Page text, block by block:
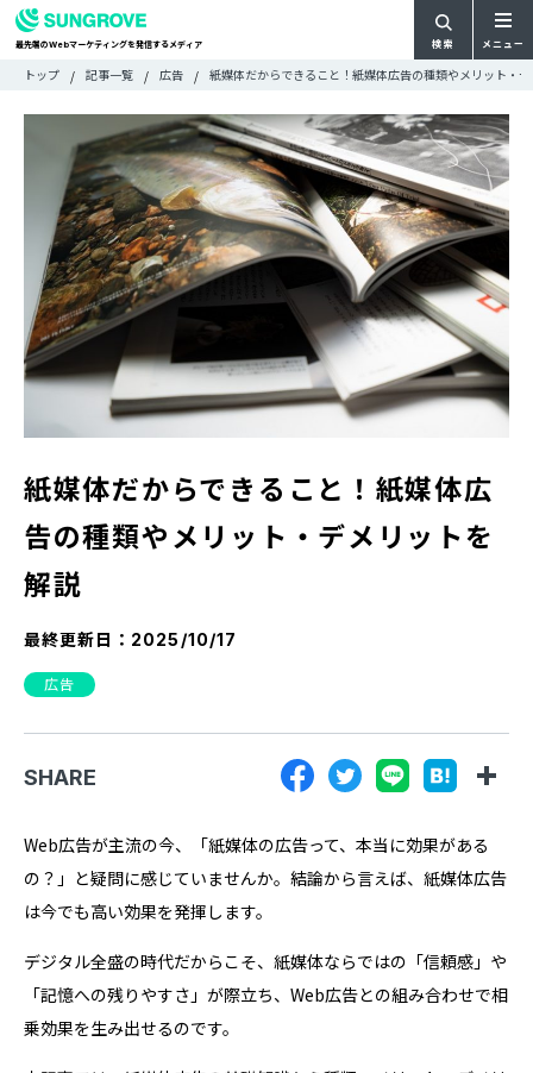
最先端のWebマーケティングを発信するメディア 検索 メニュー
すべての記事
CATEGORY
カテゴリで探す
TAG
タグで探す
WRITER
ライターで探す
FEATURE
特集
MOVIE
動画
DOCUMENT
お役立ち資料
広告掲載に関するお問い合わせ
『SUNGROVE』について
利用規約
広告掲載に関する規約
特定商取引法に基づく表記
プライバシーポリシー
運営会社
検
検
トップ 記事一覧 広告 紙媒体だからできること！紙媒体広告の種類やメリット・
紙媒体だからできること！紙媒体広
告の種類やメリット・デメリットを
解説
最終更新日： 2025/10/17
広告
SHARE
Web広告が主流の今、「紙媒体の広告って、本当に効果がある
の？」と疑問に感じていませんか。結論から言えば、紙媒体広告
は今でも高い効果を発揮します。
デジタル全盛の時代だからこそ、紙媒体ならではの「信頼感」や
「記憶への残りやすさ」が際立ち、Web広告との組み合わせで相
乗効果を生み出せるのです。